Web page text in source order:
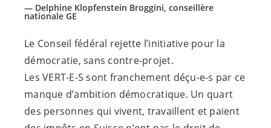
Delphine Klopfenstein Broggini, conseillère
nationale GE
Le Conseil fédéral rejette l’initiative pour la
démocratie, sans contre-projet.
Les VERT-E-S sont franchement déçu-e-s par ce
manque d’ambition démocratique. Un quart
des personnes qui vivent, travaillent et paient